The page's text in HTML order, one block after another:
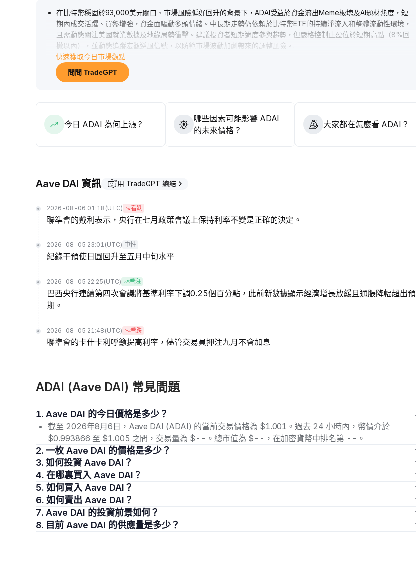
在比特幣穩固於93,000美元關口、市場風險偏好回升的背景下，ADAI受益於資金流出Meme板塊及AI題材熱度，短
期內成交活躍、買盤增強，資金面驅動多頭情緒。中長期走勢仍依賴於比特幣ETF的持續淨流入和整體流動性環境，
且需動態關注美國就業數據及地緣局勢衝擊。建議投資者短期適度參與趨勢，但嚴格控制止盈位於短期高點（8%回
撤以內），並動態追蹤宏觀逆風信號，以防範市場波動加劇帶來的調整風險。
快速獲取今日市場觀點
問問 TradeGPT
今日 ADAI 為何上漲？
哪些因素可能影響 ADAI
的未來價格？
大家都在怎麼看 ADAI？
Aave DAI 資訊 用 TradeGPT 總結
2026-08-06 01:18 (UTC) 看跌
聯準會的戴利表示，央行在七月政策會議上保持利率不變是正確的決定。
2026-08-05 23:01 (UTC) 中性
紀錄干預使日圓回升至五月中旬水平
2026-08-05 22:25 (UTC) 看漲
巴西央行連續第四次會議將基準利率下調0.25個百分點，此前新數據顯示經濟增長放緩且通脹降幅超出預
期。
2026-08-05 21:48 (UTC) 看跌
聯準會的卡什卡利呼籲提高利率，儘管交易員押注九月不會加息
ADAI (Aave DAI) 常見問題
1. Aave DAI 的今日價格是多少？
截至 2026年8月6日，Aave DAI (ADAI) 的當前交易價格為 $1.001。過去 24 小時內，幣價介於
$0.993866 至 $1.005 之間，交易量為 $--。總市值為 $--，在加密貨幣中排名第 --。
2. 一枚 Aave DAI 的價格是多少？
3. 如何投資 Aave DAI？
4. 在哪裏買入 Aave DAI？
5. 如何買入 Aave DAI？
6. 如何賣出 Aave DAI？
7. Aave DAI 的投資前景如何？
8. 目前 Aave DAI 的供應量是多少？